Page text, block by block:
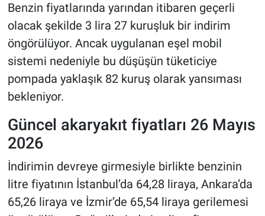
Benzin fiyatlarında yarından itibaren geçerli
olacak şekilde 3 lira 27 kuruşluk bir indirim
öngörülüyor. Ancak uygulanan eşel mobil
sistemi nedeniyle bu düşüşün tüketiciye
pompada yaklaşık 82 kuruş olarak yansıması
bekleniyor.
Güncel akaryakıt fiyatları 26 Mayıs
2026
İndirimin devreye girmesiyle birlikte benzinin
litre fiyatının İstanbul’da 64,28 liraya, Ankara’da
65,26 liraya ve İzmir’de 65,54 liraya gerilemesi